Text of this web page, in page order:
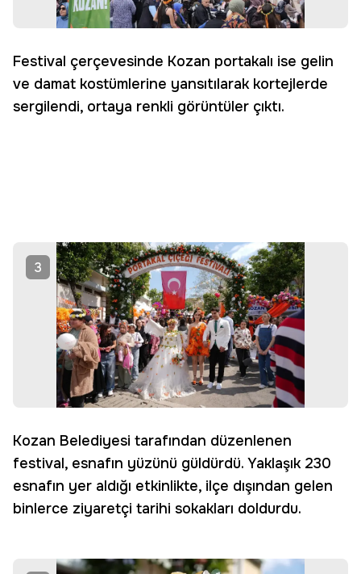
Festival çerçevesinde Kozan portakalı ise gelin
ve damat kostümlerine yansıtılarak kortejlerde
sergilendi, ortaya renkli görüntüler çıktı.
3
Kozan Belediyesi tarafından düzenlenen
festival, esnafın yüzünü güldürdü. Yaklaşık 230
esnafın yer aldığı etkinlikte, ilçe dışından gelen
binlerce ziyaretçi tarihi sokakları doldurdu.